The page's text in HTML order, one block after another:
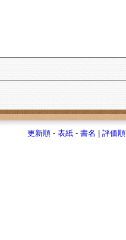
更新順 -表紙 -書名 |評価順